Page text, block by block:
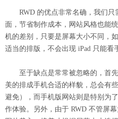
RWD 的优点非常名确，我们只
面，节省制作成本，网站风格也能
机的差别，只要是屏幕大小不同，
适当的排版，不会出现 iPad 只能看
至于缺点是常常被忽略的，首先
美的排成手机合适的样貌，总会有
避免），而手机版网站则是特别为
作体验。另外，由于 RWD 不管屏